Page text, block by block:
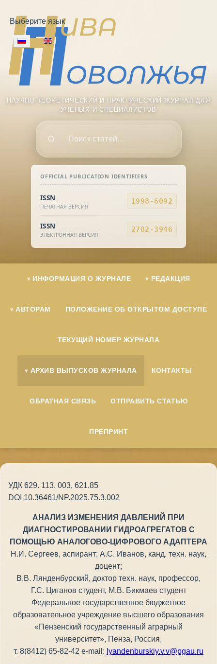
Выберите язык
OFFICIAL PUBLICATION IDENTIFIERS
ISSN
ПЕЧАТНАЯ ВЕРСИЯ
1998-6092
ISSN
ЭЛЕКТРОННАЯ ВЕРСИЯ
2782-3946
НАУЧНО-ТЕОРЕТИЧЕСКИЙ И ПРАКТИЧЕСКИЙ ЖУРНАЛ ДЛЯ
УЧЕНЫХ И СПЕЦИАЛИСТОВ
ИНФОРМАЦИЯ О ЖУРНАЛЕ РЕДАКЦИЯ
АВТОРАМ ПОЛОЖЕНИЕ ОБ ОТКРЫТОМ ДОСТУПЕ
ТЕКУЩИЙ НОМЕР ЖУРНАЛА
АРХИВ ВЫПУСКОВ ЖУРНАЛА КОНТАКТЫ
ОБРАТНАЯ СВЯЗЬ ОТПРАВИТЬ СТАТЬЮ
ПРЕПРИНТ
УДК 629. 113. 003, 621.85
DOI 10.36461/NP.2025.75.3.002
АНАЛИЗ ИЗМЕНЕНИЯ ДАВЛЕНИЙ ПРИ
ДИАГНОСТИРОВАНИИ ГИДРОАГРЕГАТОВ С
ПОМОЩЬЮ АНАЛОГОВО-ЦИФРОВОГО АДАПТЕРА
Н.И. Сергеев, аспирант; А.С. Иванов, канд. техн. наук,
доцент;
В.В. Лянденбурский, доктор техн. наук, профессор,
Г.С. Циганов студент, М.В. Бикмаев студент
Федеральное государственное бюджетное
образовательное учреждение высшего образования
«Пензенский государственный аграрный
университет», Пенза, Россия,
т. 8(8412) 65-82-42 е-mail: lyandenburskiy.v.v@pgau.ru